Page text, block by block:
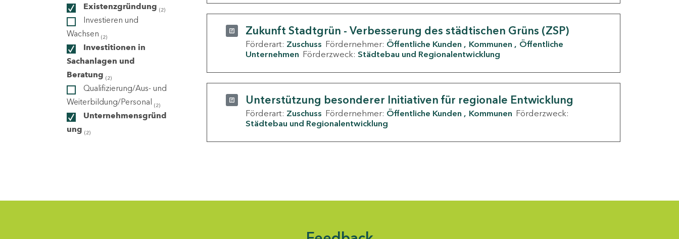
Existenzgründung (2)
Investieren und
Wachsen (2)
Investitionen in
Sachanlagen und
Beratung (2)
Qualifizierung/Aus- und
Weiterbildung/Personal (2)
Unternehmensgründ
ung (2)
Zukunft Stadtgrün - Verbesserung des städtischen Grüns (ZSP)
Förderart: Zuschuss Fördernehmer: Öffentliche Kunden Kommunen
Öffentliche
Unternehmen Förderzweck: Städtebau und Regionalentwicklung
Unterstützung besonderer Initiativen für regionale Entwicklung
Förderart: Zuschuss Fördernehmer: Öffentliche Kunden Kommunen Förderzweck:
Städtebau und Regionalentwicklung